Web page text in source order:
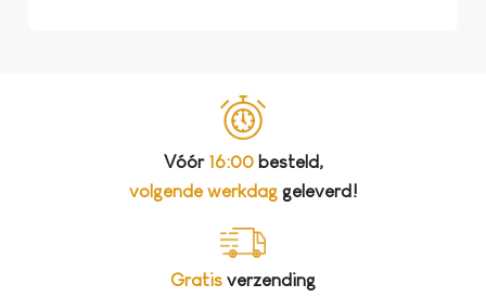
Vóór 16:00besteld,
volgende werkdaggeleverd!
Gratis verzending